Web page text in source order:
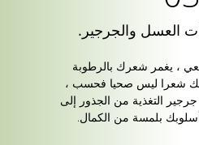
العسل والجرجير.
، يغمر شعرك بالرطوبة
لك شعرا ليس صحيا فحسب ،
التغذية من الجذور إلى
بلمسة من الكمال.